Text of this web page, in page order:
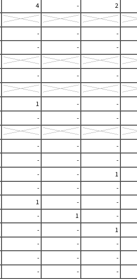
4 - 2
- - -
- - -
- - -
1 - -
- - -
- - -
- - -
- - 1
- - -
1 - -
- 1 -
- - 1
- - -
- - -
- - -